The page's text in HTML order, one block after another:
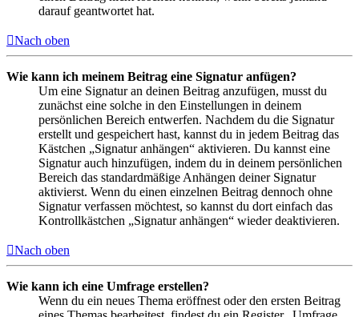
darauf geantwortet hat.
Nach oben
Wie kann ich meinem Beitrag eine Signatur anfügen?
Um eine Signatur an deinen Beitrag anzufügen, musst du
zunächst eine solche in den Einstellungen in deinem
persönlichen Bereich entwerfen. Nachdem du die Signatur
erstellt und gespeichert hast, kannst du in jedem Beitrag das
Kästchen „Signatur anhängen“ aktivieren. Du kannst eine
Signatur auch hinzufügen, indem du in deinem persönlichen
Bereich das standardmäßige Anhängen deiner Signatur
aktivierst. Wenn du einen einzelnen Beitrag dennoch ohne
Signatur verfassen möchtest, so kannst du dort einfach das
Kontrollkästchen „Signatur anhängen“ wieder deaktivieren.
Nach oben
Wie kann ich eine Umfrage erstellen?
Wenn du ein neues Thema eröffnest oder den ersten Beitrag